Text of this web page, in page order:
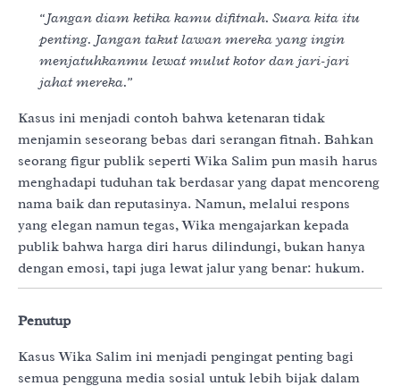
“Jangan diam ketika kamu difitnah. Suara kita itu
penting. Jangan takut lawan mereka yang ingin
menjatuhkanmu lewat mulut kotor dan jari-jari
jahat mereka.”
Kasus ini menjadi contoh bahwa ketenaran tidak
menjamin seseorang bebas dari serangan fitnah. Bahkan
seorang figur publik seperti Wika Salim pun masih harus
menghadapi tuduhan tak berdasar yang dapat mencoreng
nama baik dan reputasinya. Namun, melalui respons
yang elegan namun tegas, Wika mengajarkan kepada
publik bahwa harga diri harus dilindungi, bukan hanya
dengan emosi, tapi juga lewat jalur yang benar: hukum.
Penutup
Kasus Wika Salim ini menjadi pengingat penting bagi
semua pengguna media sosial untuk lebih bijak dalam